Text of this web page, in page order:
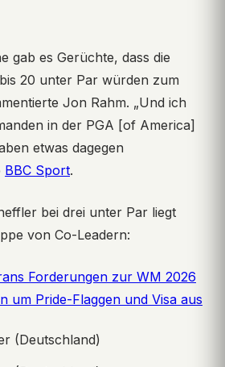
gab es Gerüchte, dass die
20 unter Par würden zum
Jon Rahm. „Und ich
in der PGA [of America]
etwas dagegen
BBC Sport.
bei drei unter Par liegt
von Co-Leadern:
Forderungen zur WM 2026
um Pride-Flaggen und Visa aus
(Deutschland)